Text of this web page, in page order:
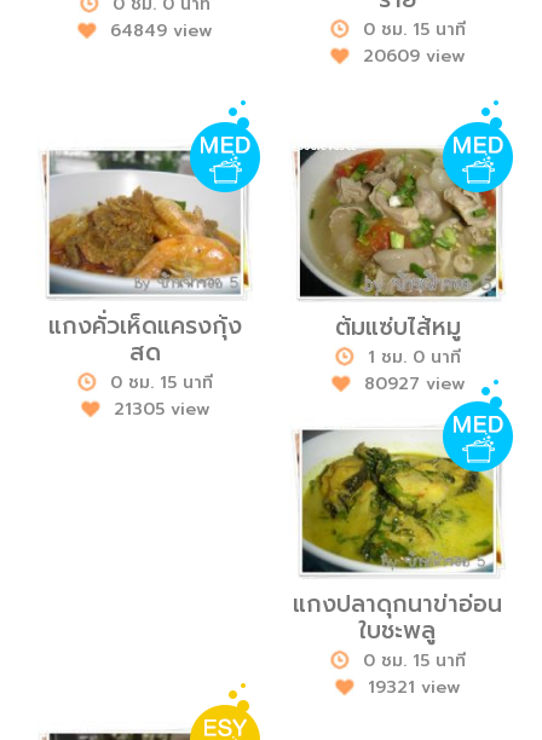
64849 view
0 ชม. 15 นาที
20609 view
แกงคั่วเห็ดแครงกุ้ง
สด
0 ชม. 15 นาที
21305 view
ต้มแซ่บไส้หมู
1 ชม. 0 นาที
80927 view
แกงปลาดุกนาข่าอ่อน
ใบชะพลู
0 ชม. 15 นาที
19321 view